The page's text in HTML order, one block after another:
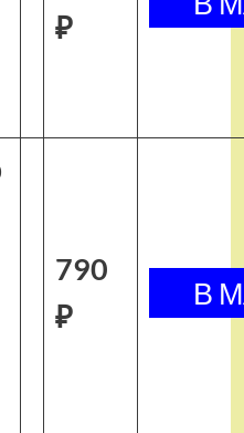
₽
790
₽